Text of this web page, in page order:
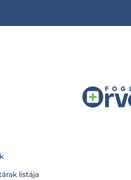
listája